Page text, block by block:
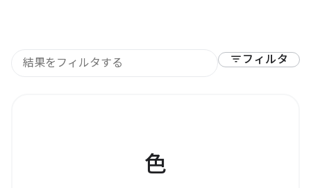
filter_list フィルタ
色